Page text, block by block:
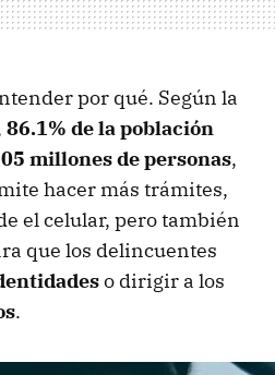
por qué. Según la
86.1% de la población
millones de personas,
hacer más trámites,
el celular, pero también
que los delincuentes
o dirigir a los
.